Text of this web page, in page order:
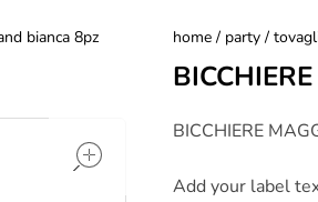
bianca 8pz home / party /
BICCHIERE
Add your label